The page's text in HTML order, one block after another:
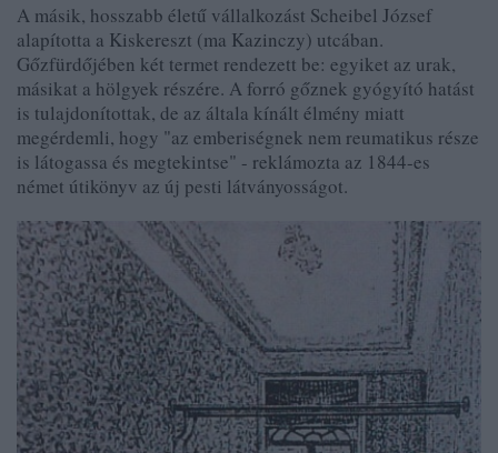
A másik, hosszabb életű vállalkozást Scheibel József
alapította a Kiskereszt (ma Kazinczy) utcában.
Gőzfürdőjében két termet rendezett be: egyiket az urak,
másikat a hölgyek részére. A forró gőznek gyógyító hatást
is tulajdonítottak, de az általa kínált élmény miatt
megérdemli, hogy "az emberiségnek nem reumatikus része
is látogassa és megtekintse" - reklámozta az 1844-es
német útikönyv az új pesti látványosságot.